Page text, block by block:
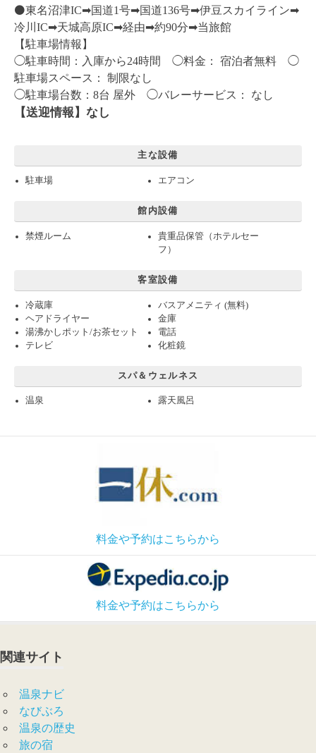
⚫️東名沼津IC➡︎国道1号➡︎国道136号➡︎伊豆スカイライン➡︎
冷川IC➡︎天城高原IC➡︎経由➡︎約90分➡︎当旅館
【駐車場情報】
◯駐車時間：入庫から24時間 ◯料金： 宿泊者無料 ◯
駐車場スペース： 制限なし
◯駐車場台数：8台 屋外 ◯バレーサービス： なし
【送迎情報】 なし
主な設備
駐車場 エアコン
館内設備
禁煙ルーム
貴重品保管（ホテルセー
フ）
客室設備
冷蔵庫
バスアメニティ (無料)
ヘアドライヤー
金庫
湯沸かしポット/お茶セット
電話
テレビ
化粧鏡
スパ＆ウェルネス
温泉 露天風呂
料金や予約はこちらから
料金や予約はこちらから
関連サイト
温泉ナビ
なびぶろ
温泉の歴史
旅の宿